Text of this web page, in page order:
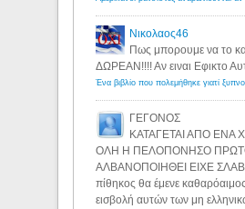
Νικολαος46
Πως μπορουμε να το
ΔΩΡΕΑΝ!!!! Αν ειναι Εφικτο
ΓΕΓΟΝΟΣ
ΚΑΤΑΓΕΤΑΙ ΑΠΟ ΕΝΑ
ΟΛΗ Η ΠΕΛΟΠΟΝΗΣΟ
ΑΛΒΑΝΟΠΟΙΗΘΕΙ ΕΙΧΕ
πίθηκος θα έμενε
εισβολή αυτών των μη